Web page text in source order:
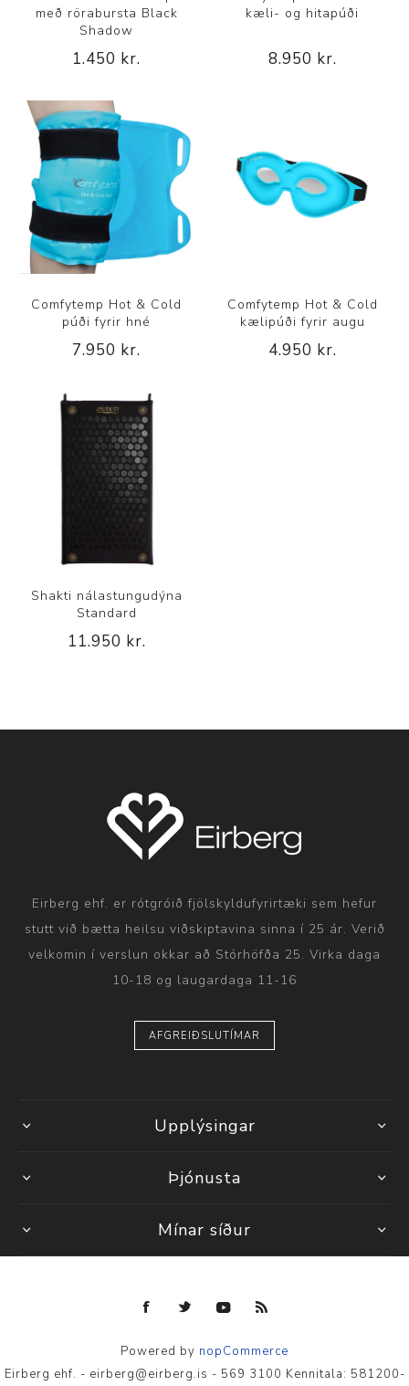
með rörabursta Black
Shadow
1.450 kr.
kæli- og hitapúði
8.950 kr.
Comfytemp Hot & Cold
púði fyrir hné
7.950 kr.
Comfytemp Hot & Cold
kælipúði fyrir augu
4.950 kr.
Shakti nálastungudýna
Standard
11.950 kr.
Eirberg ehf. er rótgróið fjölskyldufyrirtæki sem hefur
stutt við bætta heilsu viðskiptavina sinna í 25 ár. Verið
velkomin í verslun okkar að Stórhöfða 25. Virka daga
10-18 og laugardaga 11-16
AFGREIÐSLUTÍMAR
Upplýsingar
Þjónusta
Mínar síður
Powered by nopCommerce
Eirberg ehf. - eirberg@eirberg.is - 569 3100 Kennitala: 581200-